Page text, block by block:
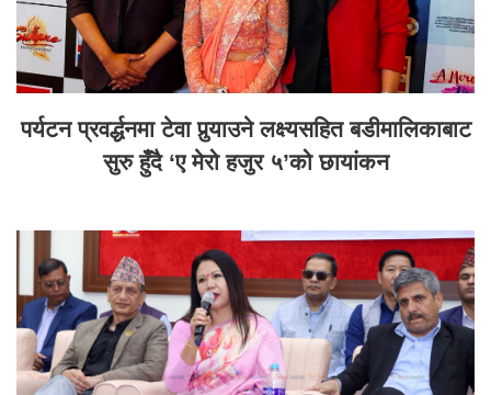
पर्यटन प्रवर्द्धनमा टेवा पुर्‍याउने लक्ष्यसहित बडीमालिकाबाट
सुरु हुँदै ‘ए मेरो हजुर ५’को छायांकन